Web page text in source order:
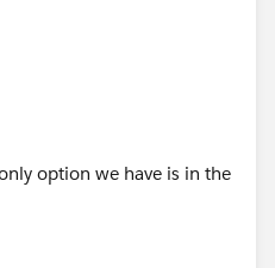
option we have is in the